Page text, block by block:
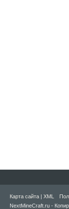
Карта сайта | XML
NextMineCraft.ru -